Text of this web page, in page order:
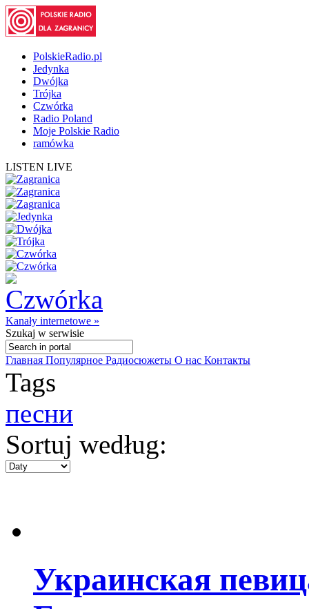
PolskieRadio.pl
Jedynka
Dwójka
Trójka
Czwórka
Radio Poland
Moje Polskie Radio
ramówka
LISTEN LIVE
Kanały internetowe »
Szukaj w serwisie
Главная Популярное Радиосюжеты О нас Контакты
Tags
песни
Sortuj według:
Украинская